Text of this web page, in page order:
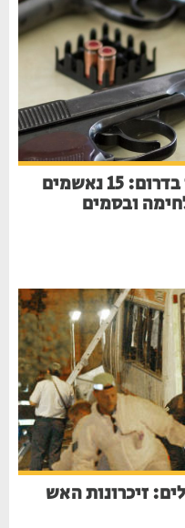
כתבי אישום חמורים הוגשו בדרום: 15 נאשמים
ובסמים
בירושלים: זיכרונות האש